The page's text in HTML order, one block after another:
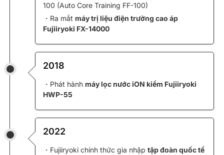
100 (Auto Core Training FF-100)
・Ra mắt máy trị liệu điện trường cao áp
Fujiiryoki FX-14000
2018
・Phát hành máy lọc nước iON kiềm Fujiiryoki
HWP-55
2022
・Fujiiryoki chính thức gia nhập tập đoàn quốc tế